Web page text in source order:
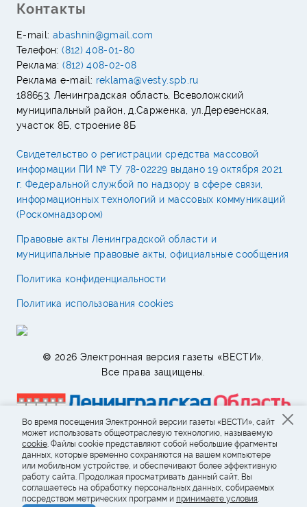
Контакты
E-mail: abashnin@gmail.com
Телефон:(812) 408-01-80
Реклама:(812) 408-02-08
Реклама e-mail: reklama@vesty.spb.ru
188653, Ленинградская область, Всеволожский
муниципальный район, д.Сарженка, ул.Деревенская,
участок 8Б, строение 8Б
Свидетельство о регистрации средства массовой
информации ПИ № ТУ 78-02229 выдано 19 октября 2021
г. Федеральной службой по надзору в сфере связи,
информационных технологий и массовых коммуникаций
(Роскомнадзором)
Правовые акты Ленинградской области и
муниципальные правовые акты, официальные сообщения
Политика конфиденциальности
Политика использования cookies
© 2026 Электронная версия газеты «ВЕСТИ».
Все права защищены.
Во время посещения Электронной версии газеты «ВЕСТИ», сайт
может использовать общеотраслевую технологию, называемую
cookie. Файлы cookie представляют собой небольшие фрагменты
данных, которые временно сохраняются на вашем компьютере
или мобильном устройстве, и обеспечивают более эффективную
работу сайта. Продолжая просматривать данный сайт, Вы
соглашаетесь на обработку персональных данных, собираемых
посредством метрических программ и принимаете условия.